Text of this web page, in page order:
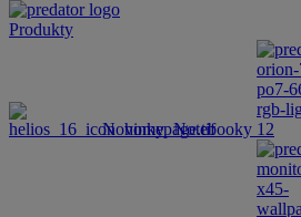
Produkty
Novinky Notebooky